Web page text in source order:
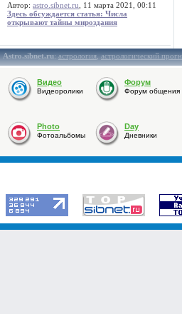
Автор: astro.sibnet.ru , 11 марта 2021, 00:11
Здесь обсуждается статья: Числа
открывают тайны мироздания
Astro.sibnet.ru:астрология,астрологический
Видео
Видеоролики
Форум
Форум общения
Photo
Фотоальбомы
Day
Дневники